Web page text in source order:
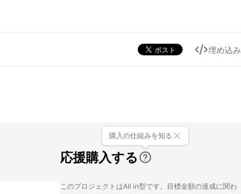
埋め込み
応援購入する
購入の仕組みを知る
このプロジェクトはAll in型です。目標金額の達成に関わ